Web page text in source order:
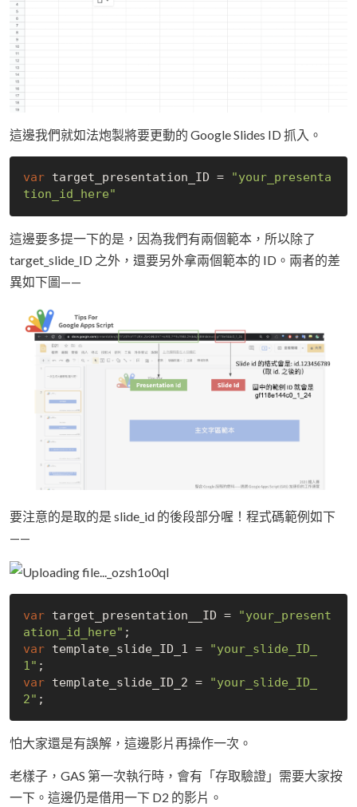
這邊我們就如法炮製將要更動的 Google Slides ID 抓入。
var target_presentation_ID =
"your_presenta
tion_id_here"
這邊要多提一下的是，因為我們有兩個範本，所以除了
target_slide_ID 之外，還要另外拿兩個範本的 ID。兩者的差
異如下圖——
要注意的是取的是 slide_id 的後段部分喔！程式碼範例如下
——
var target_presentation__ID =
"your_present
ation_id_here"
var template_slide_ID_1 =
"your_slide_ID_
1"
var template_slide_ID_2 =
"your_slide_ID_
2"
怕大家還是有誤解，這邊影片再操作一次。
老樣子，GAS 第一次執行時，會有「存取驗證」需要大家按
一下。這邊仍是借用一下 D2 的影片。